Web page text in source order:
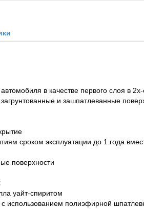
в качестве первого слоя в
и зашпатлеванные
сроком эксплуатации до 1 года
поверхности
уайт-спиритом
с использованием полиэфирной